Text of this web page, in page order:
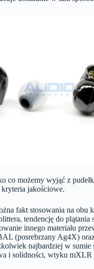
co możemy wyjąć z
kryteria jakościowe.
fakt stosowania na obu
tendencję do
innego materiału
(posrebrzany Ag4X)
najbardziej w sumie
i solidności, wtyku mXLR